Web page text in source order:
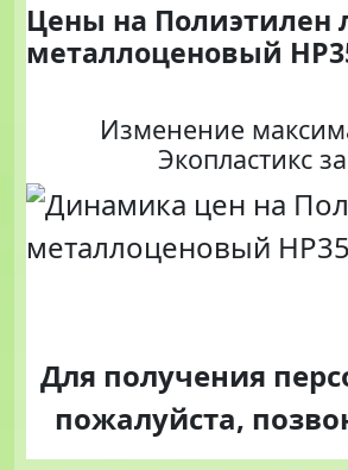
Цены на Полиэтилен
металлоценовый
Изменение
Экопластикс
Для получения
пожалуйста,